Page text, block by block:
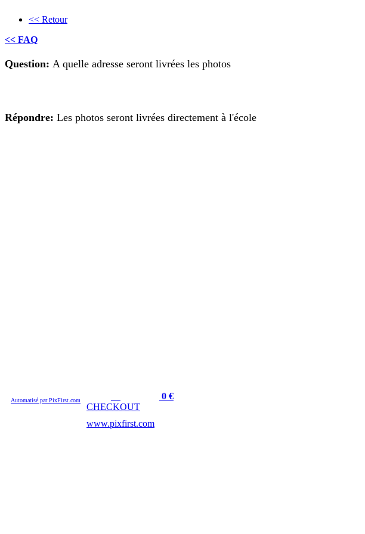
<< Retour
<< FAQ
Question: A quelle adresse seront livrées les photos
Répondre: Les photos seront livrées directement à l'école
Automatisé par PixFirst.com 0 €
CHECKOUT
www.pixfirst.com